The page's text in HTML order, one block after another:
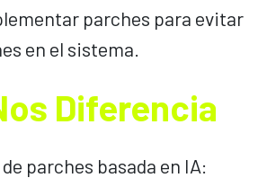
parches para evitar
en el sistema.
Diferencia
parches basada en IA: